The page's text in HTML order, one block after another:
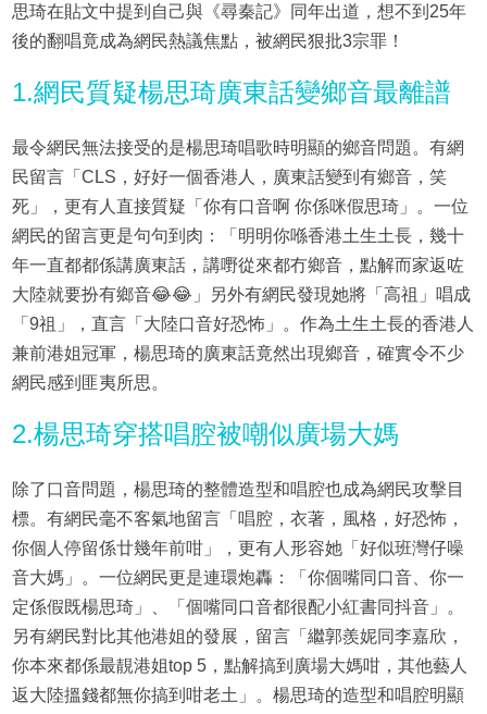
思琦在貼文中提到自己與《尋秦記》同年出道，想不到25年
後的翻唱竟成為網民熱議焦點，被網民狠批3宗罪！
1.網民質疑楊思琦廣東話變鄉音最離譜
最令網民無法接受的是楊思琦唱歌時明顯的鄉音問題。有網
民留言「CLS，好好一個香港人，廣東話變到有鄉音，笑
死」，更有人直接質疑「你有口音啊 你係咪假思琦」。一位
網民的留言更是句句到肉：「明明你喺香港土生土長，幾十
年一直都都係講廣東話，講嘢從來都冇鄉音，點解而家返咗
大陸就要扮有鄉音😂😂」另外有網民發現她將「高祖」唱成
「9祖」，直言「大陸口音好恐怖」。作為土生土長的香港人
兼前港姐冠軍，楊思琦的廣東話竟然出現鄉音，確實令不少
網民感到匪夷所思。
2.楊思琦穿搭唱腔被嘲似廣場大媽
除了口音問題，楊思琦的整體造型和唱腔也成為網民攻擊目
標。有網民毫不客氣地留言「唱腔，衣著，風格，好恐怖，
你個人停留係廿幾年前咁」，更有人形容她「好似班灣仔噪
音大媽」。一位網民更是連環炮轟：「你個嘴同口音、你一
定係假既楊思琦」、「個嘴同口音都很配小紅書同抖音」。
另有網民對比其他港姐的發展，留言「繼郭羨妮同李嘉欣，
你本來都係最靚港姐top 5，點解搞到廣場大媽咁，其他藝人
返大陸搵錢都無你搞到咁老土」。楊思琦的造型和唱腔明顯